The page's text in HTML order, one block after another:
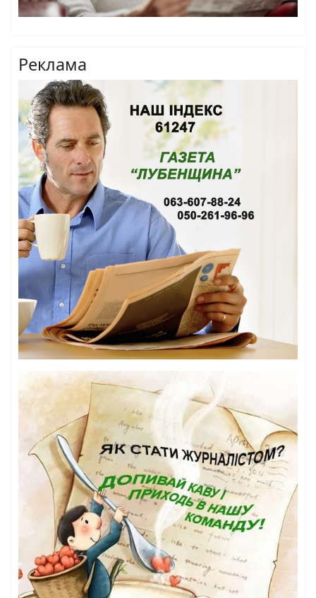
Реклама